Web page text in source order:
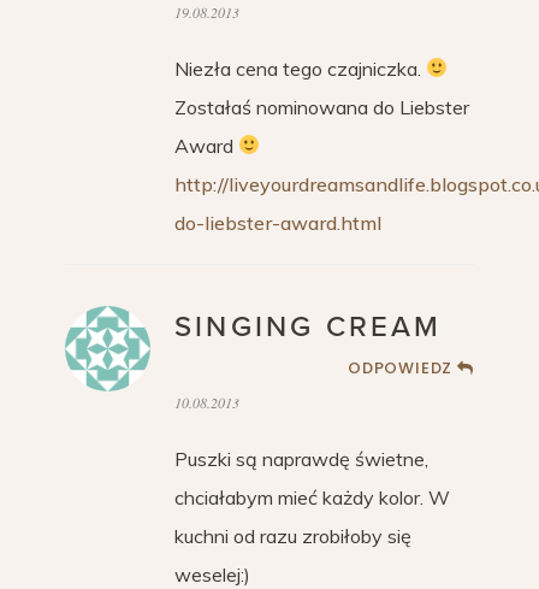
19.08.2013
Niezła cena tego czajniczka.
Zostałaś nominowana do Liebster
Award
http://
do-liebster-award.html
SINGING CREAM
ODPOWIEDZ
10.08.2013
Puszki są naprawdę świetne,
chciałabym mieć każdy kolor. W
kuchni od razu zrobiłoby się
weselej:)